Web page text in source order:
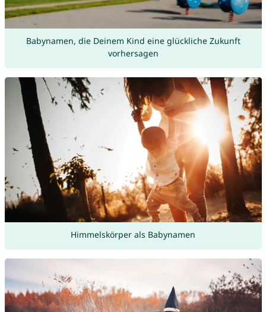
Babynamen, die Deinem Kind eine glückliche Zukunft
vorhersagen
Himmelskörper als Babynamen